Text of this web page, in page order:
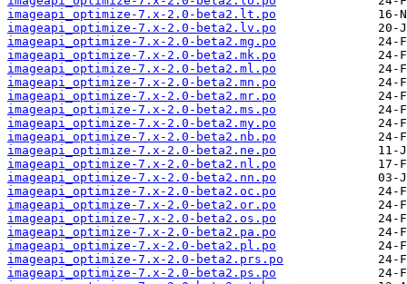
imageapi_optimize-7.x-2.0-beta2.lt.po
imageapi_optimize-7.x-2.0-beta2.lv.po
imageapi_optimize-7.x-2.0-beta2.mg.po
imageapi_optimize-7.x-2.0-beta2.mk.po
imageapi_optimize-7.x-2.0-beta2.ml.po
imageapi_optimize-7.x-2.0-beta2.mn.po
imageapi_optimize-7.x-2.0-beta2.mr.po
imageapi_optimize-7.x-2.0-beta2.ms.po
imageapi_optimize-7.x-2.0-beta2.my.po
imageapi_optimize-7.x-2.0-beta2.nb.po
imageapi_optimize-7.x-2.0-beta2.ne.po
imageapi_optimize-7.x-2.0-beta2.nl.po
imageapi_optimize-7.x-2.0-beta2.nn.po
imageapi_optimize-7.x-2.0-beta2.oc.po
imageapi_optimize-7.x-2.0-beta2.or.po
imageapi_optimize-7.x-2.0-beta2.os.po
imageapi_optimize-7.x-2.0-beta2.pa.po
imageapi_optimize-7.x-2.0-beta2.pl.po
imageapi_optimize-7.x-2.0-beta2.prs.po
imageapi_optimize-7.x-2.0-beta2.ps.po